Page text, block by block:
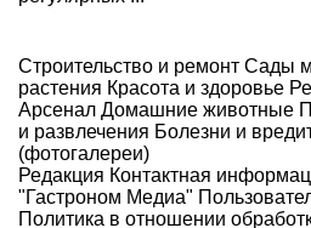
Строительство и ремонт Сады
растения Красота и здоровье
Арсенал Домашние животные
и развлечения Болезни и
(фотогалереи)
Редакция Контактная
"Гастроном Медиа"
Политика в отношении